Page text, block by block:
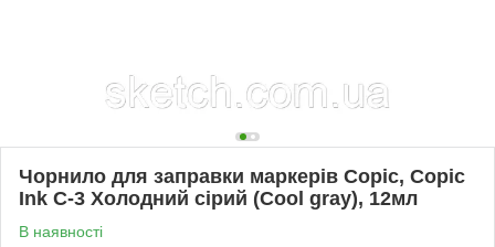
Чорнило для заправки маркерів Copic, Copic
Ink С-3 Холодний сірий (Cool gray), 12мл
В наявності